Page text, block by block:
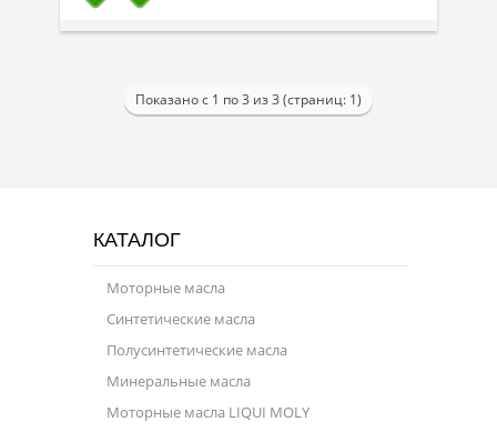
Показано с 1 по 3 из 3 (страниц: 1)
КАТАЛОГ
Моторные масла
Синтетические масла
Полусинтетические масла
Минеральные масла
Моторные масла LIQUI MOLY